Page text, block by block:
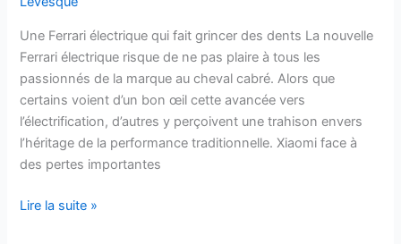
Une Ferrari électrique qui fait grincer des dents La nouvelle
Ferrari électrique risque de ne pas plaire à tous les
passionnés de la marque au cheval cabré. Alors que
certains voient d’un bon œil cette avancée vers
l’électrification, d’autres y perçoivent une trahison envers
l’héritage de la performance traditionnelle. Xiaomi face à
des pertes importantes
Lire la suite »